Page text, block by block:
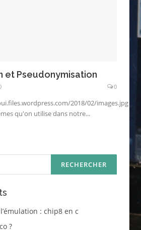
et Pseudonymisation
0
2018/02/images.jpg
qu'on utilise dans notre...
: chip8 en c
?